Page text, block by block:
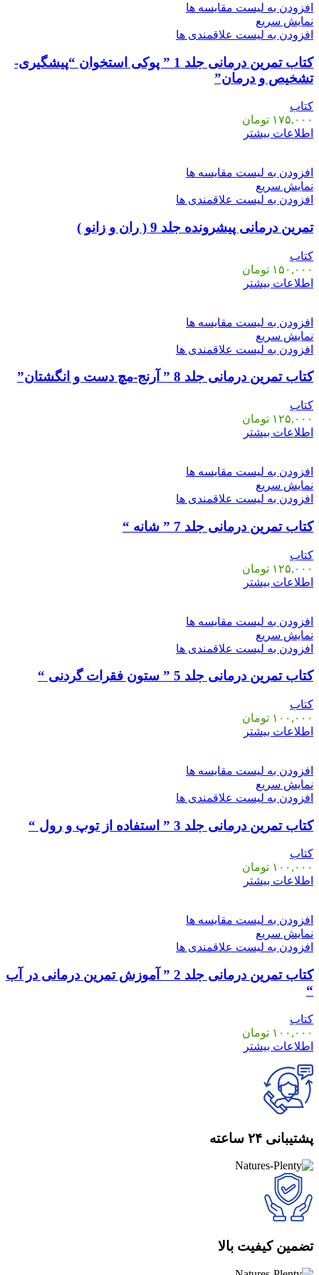
افزودن به لیست مقایسه ها
نمایش سریع
افزودن به لیست علاقمندی ها
کتاب تمرین درمانی جلد 1 ” پوکی استخوان “پیشگیری-
تشخیص و درمان”
کتاب
۱۷۵,۰۰۰ تومان
اطلاعات بیشتر
افزودن به لیست مقایسه ها
نمایش سریع
افزودن به لیست علاقمندی ها
تمرین درمانی پیشرونده جلد 9 ( ران و زانو )
کتاب
۱۵۰,۰۰۰ تومان
اطلاعات بیشتر
افزودن به لیست مقایسه ها
نمایش سریع
افزودن به لیست علاقمندی ها
کتاب تمرین درمانی جلد 8 ” آرنج-مچ دست و انگشتان”
کتاب
۱۲۵,۰۰۰ تومان
اطلاعات بیشتر
افزودن به لیست مقایسه ها
نمایش سریع
افزودن به لیست علاقمندی ها
کتاب تمرین درمانی جلد 7 ” شانه “
کتاب
۱۲۵,۰۰۰ تومان
اطلاعات بیشتر
افزودن به لیست مقایسه ها
نمایش سریع
افزودن به لیست علاقمندی ها
کتاب تمرین درمانی جلد 5 ” ستون فقرات گردنی “
کتاب
۱۰۰,۰۰۰ تومان
اطلاعات بیشتر
افزودن به لیست مقایسه ها
نمایش سریع
افزودن به لیست علاقمندی ها
کتاب تمرین درمانی جلد 3 ” استفاده از توپ و رول “
کتاب
۱۰۰,۰۰۰ تومان
اطلاعات بیشتر
افزودن به لیست مقایسه ها
نمایش سریع
افزودن به لیست علاقمندی ها
کتاب تمرین درمانی جلد 2 ” آموزش تمرین درمانی در آب
“
کتاب
۱۰۰,۰۰۰ تومان
اطلاعات بیشتر
پشتیبانی ۲۴ ساعته
تضمین کیفیت بالا